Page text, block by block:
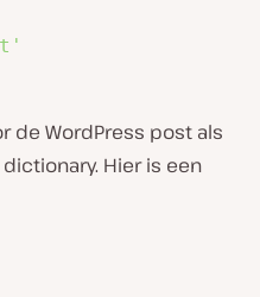
de WordPress post als
Hier is een